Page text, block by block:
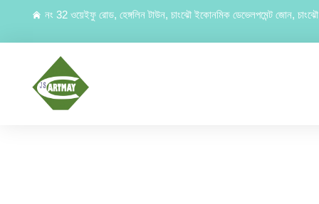
নং 32 ওয়েইফু রোড, হেঙ্গলিন টাউন, চাংঝৌ ইকোনমিক ডেভেলপমেন্ট জোন,